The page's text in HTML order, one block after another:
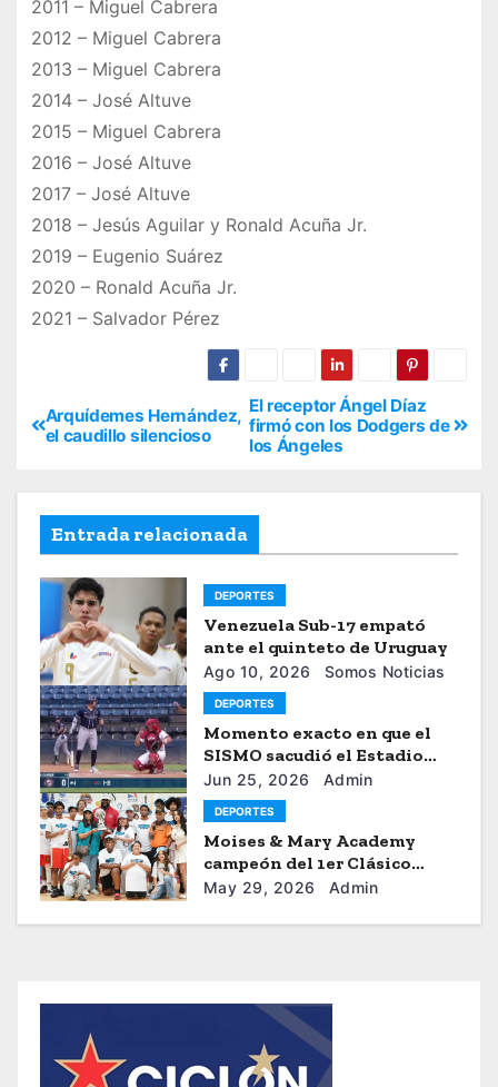
2011 – Miguel Cabrera
2012 – Miguel Cabrera
2013 – Miguel Cabrera
2014 – José Altuve
2015 – Miguel Cabrera
2016 – José Altuve
2017 – José Altuve
2018 – Jesús Aguilar y Ronald Acuña Jr.
2019 – Eugenio Suárez
2020 – Ronald Acuña Jr.
2021 – Salvador Pérez
El receptor Ángel Díaz
firmó con los Dodgers de
los Ángeles
Arquídemes Hernández,
el caudillo silencioso
Entrada relacionada
DEPORTES
Venezuela Sub-17 empató
ante el quinteto de Uruguay
Ago 10, 2026 Somos Noticias
DEPORTES
Momento exacto en que el
SISMO sacudió el Estadio
Universitario de Caracas
Jun 25, 2026 Admin
DEPORTES
Moises & Mary Academy
campeón del 1er Clásico
Internacional Ercilio-Tony-
May 29, 2026 Admin